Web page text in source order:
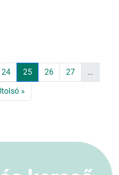
Page
24 Jelenlegi oldal
25 Page
26 Page
27
…
oldal
oldal
»